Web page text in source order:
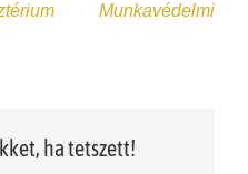
Munkavédelmi
ha tetszett!